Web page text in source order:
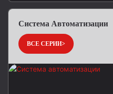
Система Автоматизации
ВСЕ СЕРИИ>